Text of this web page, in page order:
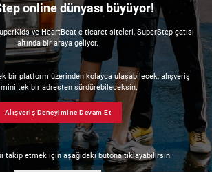
online dünyası büyüyor!
ve HeartBeat e-ticaret siteleri, SuperStep çatısı
altında bir araya geliyor.
bir platform üzerinden kolayca ulaşabilecek, alışveriş
tek bir adresten sürdürebileceksin.
Alışveriş Deneyimine Devam Et
takip etmek için aşağıdaki butona tıklayabilirsin.